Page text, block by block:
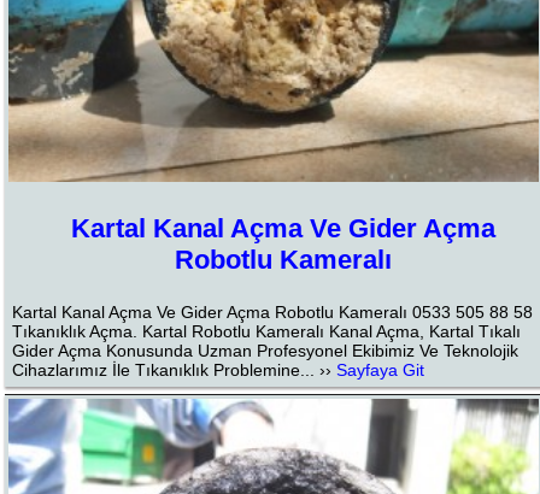
Kartal Kanal Açma Ve Gider Açma
Robotlu Kameralı
Kartal Kanal Açma Ve Gider Açma Robotlu Kameralı 0533 505 88 58
Tıkanıklık Açma. Kartal Robotlu Kameralı Kanal Açma, Kartal Tıkalı
Gider Açma Konusunda Uzman Profesyonel Ekibimiz Ve Teknolojik
Cihazlarımız İle Tıkanıklık Problemine... ››Sayfaya Git